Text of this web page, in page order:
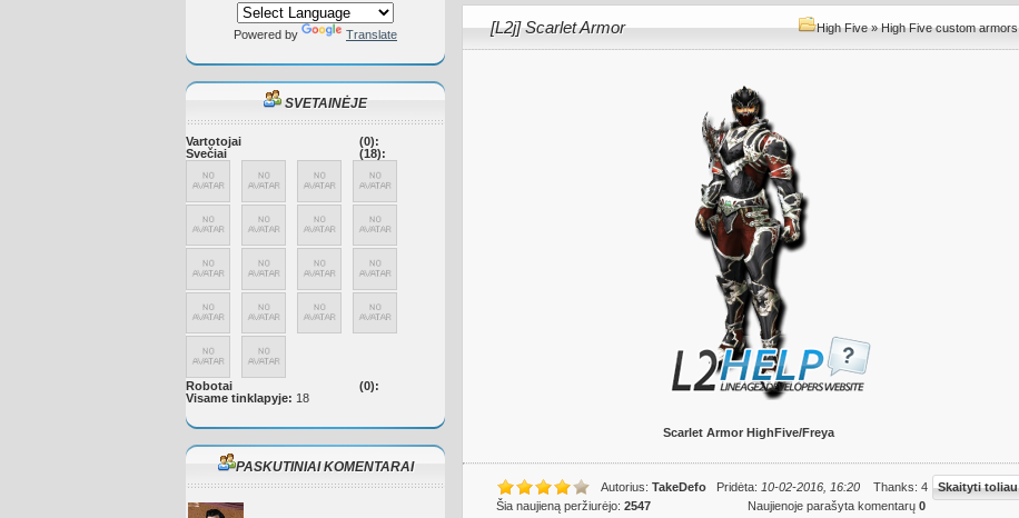
Powered by Translate
SVETAINĖJE
Vartotojai
(0):
Svečiai
(18):
Robotai
(0):
Visame tinklapyje: 18
PASKUTINIAI KOMENTARAI
[L2j] Scarlet Armor High Five»High Five custom armors
Scarlet Armor HighFive/Freya
Autorius: TakeDefo Pridėta: 10-02-2016, 16:20 Thanks: 4
Skaityti toliau
Šia naujieną peržiurėjo: 2547 Naujienoje parašyta komentarų 0